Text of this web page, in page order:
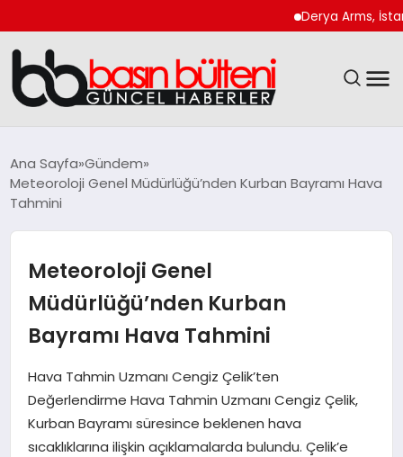
Derya Arms, İstanbul
GÜNCEL
SAĞLIK
SPOR
TEKNOLOJI
Ana Sayfa Gündem
Meteoroloji Genel Müdürlüğü’nden Kurban Bayramı Hava
Tahmini
Meteoroloji Genel
Müdürlüğü’nden Kurban
Bayramı Hava Tahmini
Hava Tahmin Uzmanı Cengiz Çelik’ten
Değerlendirme Hava Tahmin Uzmanı Cengiz Çelik,
Kurban Bayramı süresince beklenen hava
sıcaklıklarına ilişkin açıklamalarda bulundu. Çelik’e